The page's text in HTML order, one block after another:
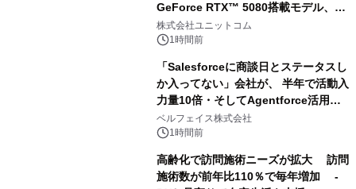
GeForce RTX™ 5080搭載モデル、
NVIDIA® GeForce RTX™ 5070 Ti搭
載モデルを販売開始
株式会社ユニットコム
1時間前
「Salesforceに商談日とステータスし
か入ってない」会社が、 半年で活動入
力量10倍・そしてAgentforce活用へ
── 敷島住宅×bellSalesAI事例公開
ベルフェイス株式会社
1時間前
高齢化で訪問施術ニーズが拡大 訪問
施術数が前年比110％で毎年増加 -